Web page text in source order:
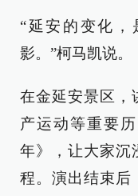
“延安的变化，
影。”柯马凯说。
在金延安景区，
产运动等重要
年》，让大家沉
程。演出结束后